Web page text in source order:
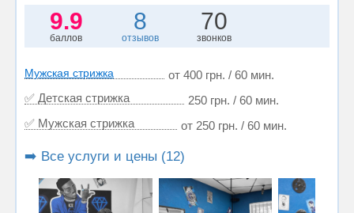
9.9
баллов
8
отзывов
70
звонков
Мужская стрижка
от 400 грн. / 60 мин.
✅ Детская стрижка
250 грн. / 60 мин.
✅ Мужская стрижка
от 250 грн. / 60 мин.
➡️ Все услуги и цены (12)